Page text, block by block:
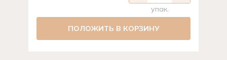
упак.
ПОЛОЖИТЬ В КОРЗИНУ